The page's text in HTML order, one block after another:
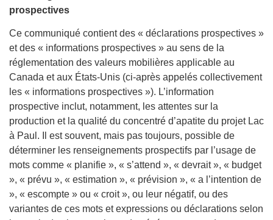
prospectives
Ce communiqué contient des « déclarations prospectives »
et des « informations prospectives » au sens de la
réglementation des valeurs mobilières applicable au
Canada et aux États-Unis (ci-après appelés collectivement
les « informations prospectives »). L’information
prospective inclut, notamment, les attentes sur la
production et la qualité du concentré d’apatite du projet Lac
à Paul. Il est souvent, mais pas toujours, possible de
déterminer les renseignements prospectifs par l’usage de
mots comme « planifie », « s’attend », « devrait », « budget
», « prévu », « estimation », « prévision », « a l’intention de
», « escompte » ou « croit », ou leur négatif, ou des
variantes de ces mots et expressions ou déclarations selon